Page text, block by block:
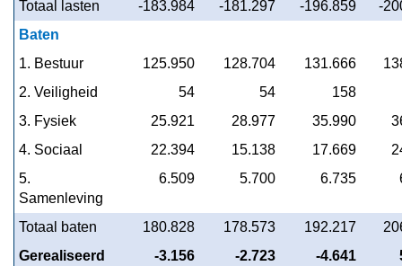
Totaal lasten -183.984 -181.297 -196.859
-
Baten
1. Bestuur
125.950 128.704 131.666
2. Veiligheid
54 54
158
3. Fysiek
25.921 28.977 35.990
4. Sociaal
22.394 15.138 17.669
5.
Samenleving
6.509 5.700 6.735
Totaal baten 180.828 178.573 192.217
Gerealiseerd
-3.156 -2.723 -4.641